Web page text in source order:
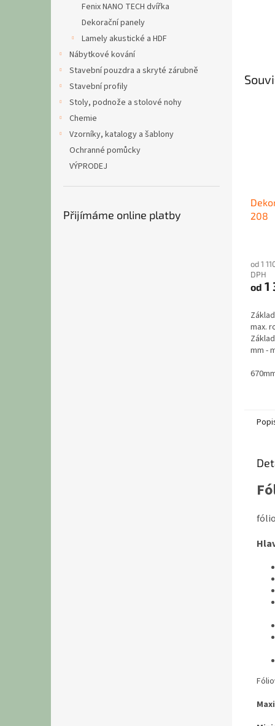
Fenix NANO TECH dvířka
Dekorační panely
Lamely akustické a HDF
Nábytkové kování
Stavební pouzdra a skryté zárubně
Stavební profily
Stoly, podnože a stolové nohy
Chemie
Vzorníky, katalogy a šablony
Ochranné pomůcky
VÝPRODEJ
Přijímáme online platby
208
od 1
DPH
od 1
max.
mm -
MDF